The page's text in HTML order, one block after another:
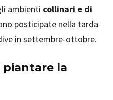
ambienti collinari e di
posticipate nella tarda
in settembre-ottobre.
piantare la